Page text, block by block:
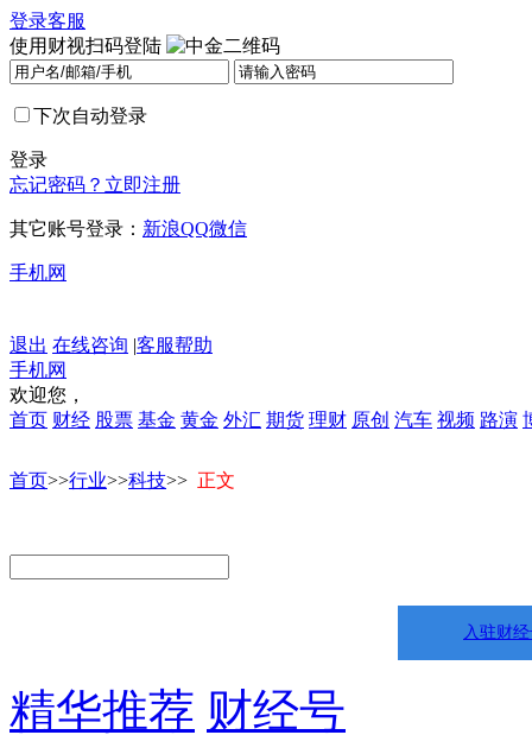
登录客服
使用财视扫码登陆
下次自动登录
登录
忘记密码？ 立即注册
其它账号登录： 新浪QQ微信
手机网
退出 在线咨询 |客服帮助
手机网
欢迎您，
首页 财经 股票 基金 黄金 外汇 期货 理财 原创 汽车 视频 路演
首页>>行业>>科技>> 正文
入驻财
精华推荐 财经号